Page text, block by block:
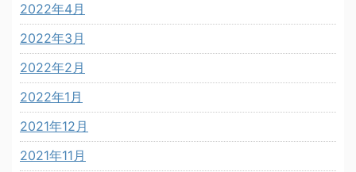
2022年4月
2022年3月
2022年2月
2022年1月
2021年12月
2021年11月